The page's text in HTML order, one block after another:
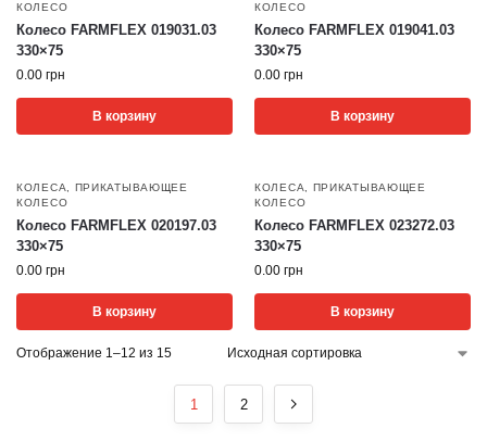
КОЛЕСО
Колесо FARMFLEX 019031.03
330×75
0.00 грн
В корзину
КОЛЕСО
Колесо FARMFLEX 019041.03
330×75
0.00 грн
В корзину
КОЛЕСА
ПРИКАТЫВАЮЩЕЕ
КОЛЕСО
Колесо FARMFLEX 020197.03
330×75
0.00 грн
В корзину
КОЛЕСА
ПРИКАТЫВАЮЩЕЕ
КОЛЕСО
Колесо FARMFLEX 023272.03
330×75
0.00 грн
В корзину
Отображение 1–12 из 15
1 2